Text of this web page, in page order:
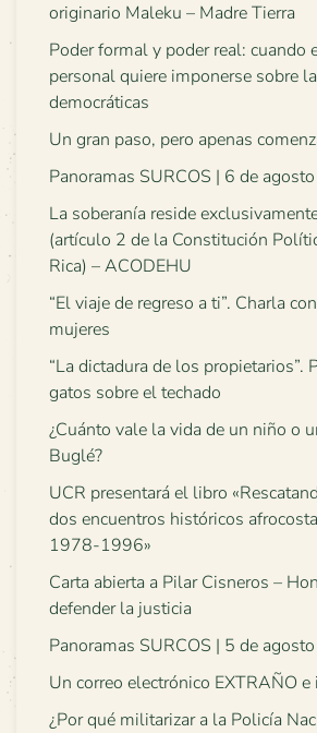
originario Maleku – Madre Tierra
Poder formal y poder real: cuando
personal quiere imponerse sobre
democráticas
Un gran paso, pero apenas
Panoramas SURCOS | 6 de
La soberanía reside
(artículo 2 de la Constitución
Rica) – ACODEHU
“El viaje de regreso a ti”. Charla
mujeres
“La dictadura de los propietarios”.
gatos sobre el techado
¿Cuánto vale la vida de un niño o
Buglé?
UCR presentará el libro
dos encuentros históricos
1978-1996»
Carta abierta a Pilar Cisneros –
defender la justicia
Panoramas SURCOS | 5 de
Un correo electrónico EXTRAÑO e
¿Por qué militarizar a la Policía